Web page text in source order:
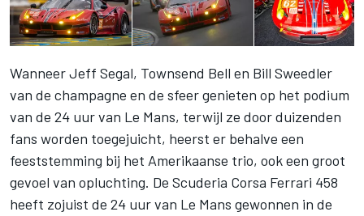
Wanneer Jeff Segal, Townsend Bell en Bill Sweedler
van de champagne en de sfeer genieten op het podium
van de 24 uur van Le Mans, terwijl ze door duizenden
fans worden toegejuicht, heerst er behalve een
feeststemming bij het Amerikaanse trio, ook een groot
gevoel van opluchting. De Scuderia Corsa Ferrari 458
heeft zojuist de 24 uur van Le Mans gewonnen in de